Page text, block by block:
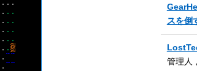
スを倒
管理人